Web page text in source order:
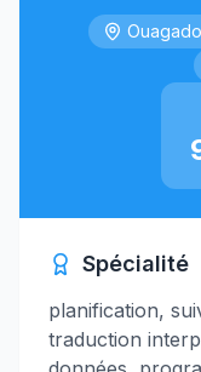
Spécialité
planification,
traduction